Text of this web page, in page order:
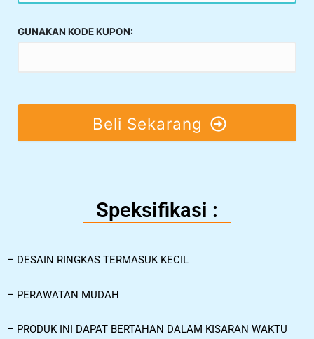
GUNAKAN KODE KUPON:
Beli Sekarang
Speksifikasi :
– DESAIN RINGKAS TERMASUK KECIL
– PERAWATAN MUDAH
– PRODUK INI DAPAT BERTAHAN DALAM KISARAN WAKTU